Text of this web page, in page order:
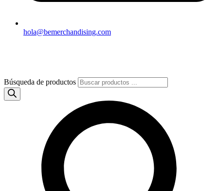
hola@bemerchandising.com
Búsqueda de productos